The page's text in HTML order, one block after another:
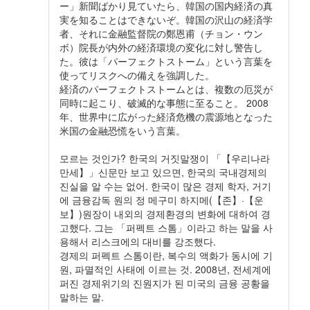
ー」新聞ばかり見ていたら、韓国の国内経済の真
実を知ることはできないぞ。韓国の沢山の経済学
者、それに金融監督院の鄭恩甫（チョン・ウン
ボ）院長が内外の経済環境の変化に対し警告し
た。彼は「パーフェクトストーム」という言葉を
使ってリスクへの備えを強調した。
経済のパーフェクトストームとは、複数の厄災が
同時に起こり、破滅的な事態に至ること。 2008
年、世界中に広がった経済危機の震源地となった
米国の金融恐慌をいう言葉。
모르는 것인가? 한국의 거짓말쟁이 「【우리나라
만세】」신문만 보고 있으면, 한국의 국내경제의
진실을 알 수는 없어. 한국이 많은 경제 학자, 거기
에 금융감독 원의 정 메구미 하지메(【존】·【운
보】)원장이 내외의 경제환경의 변화에 대하여 경
고했다. 그는 「퍼펙트 스톰」이라고 하는 말을 사
용해서 리스크에의 대비를 강조했다.
경제의 퍼펙트 스톰이란, 복수의 액화가 동시에 기
원, 파멸적인 사태에 이르는 것. 2008년, 전세계에
퍼진 경제위기의 진원지가 된 미국의 금융 공황을
말하는 말.